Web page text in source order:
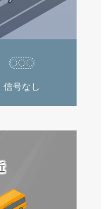
信号なし